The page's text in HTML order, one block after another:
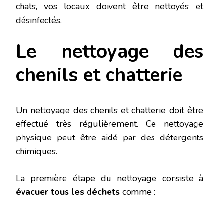
chats, vos locaux doivent être nettoyés et
désinfectés.
Le nettoyage des
chenils et chatterie
Un nettoyage des chenils et chatterie doit être
effectué très régulièrement. Ce nettoyage
physique peut être aidé par des détergents
chimiques.
La première étape du nettoyage consiste à
évacuer tous les déchets comme :